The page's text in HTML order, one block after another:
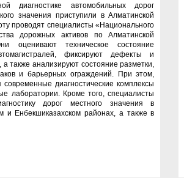
диагностике автомобильных дорог
значения приступили в Алматинской
проводят специалисты «Национального
дорожных активов по Алматинской
оценивают техническое состояние
фиксируют дефекты и
также анализируют состояние разметки,
и барьерных ограждений. При этом,
современные диагностические комплексы
лаборатории. Кроме того, специалисты
дорог местного значения в
и Енбекшиказахском районах, а также в